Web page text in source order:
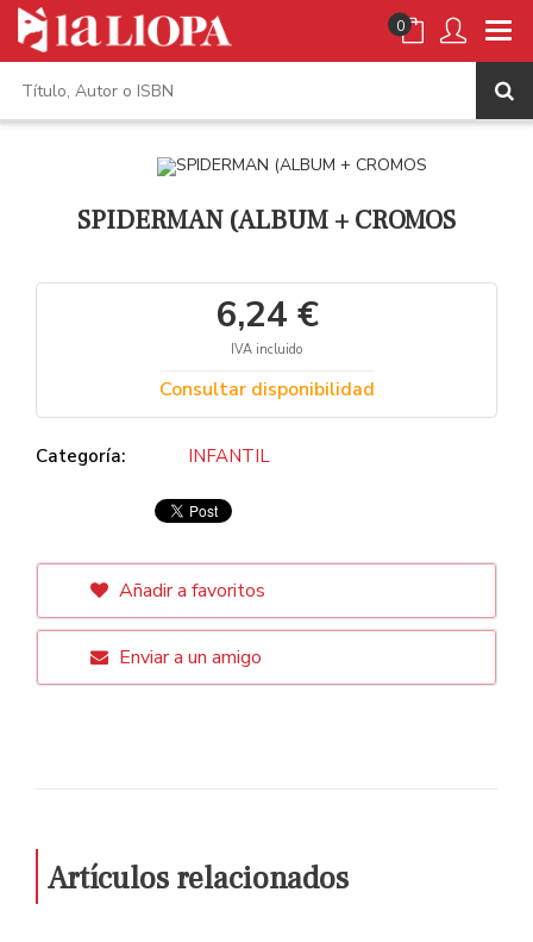
0
SPIDERMAN (ALBUM + CROMOS
6,24 €
IVA incluido
Consultar disponibilidad
Categoría: INFANTIL
Añadir a favoritos
Enviar a un amigo
Artículos relacionados